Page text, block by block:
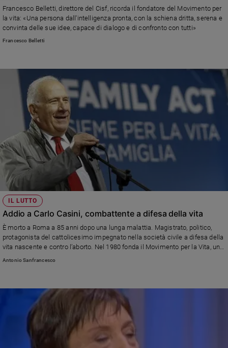
Francesco Belletti, direttore del Cisf, ricorda il fondatore del Movimento per
la vita: «Una persona dall'intelligenza pronta, con la schiena dritta, serena e
convinta delle sue idee, capace di dialogo e di confronto con tutti»
Francesco Belletti
IL LUTTO
Addio a Carlo Casini, combattente a difesa della vita
È morto a Roma a 85 anni dopo una lunga malattia. Magistrato, politico,
protagonista del cattolicesimo impegnato nella società civile a difesa della
vita nascente e contro l’aborto. Nel 1980 fonda il Movimento per la Vita, una
realtà che ha ogni anno, tramite, i CAV, aiuta 20mila donne e ha fatto
Antonio Sanfrancesco